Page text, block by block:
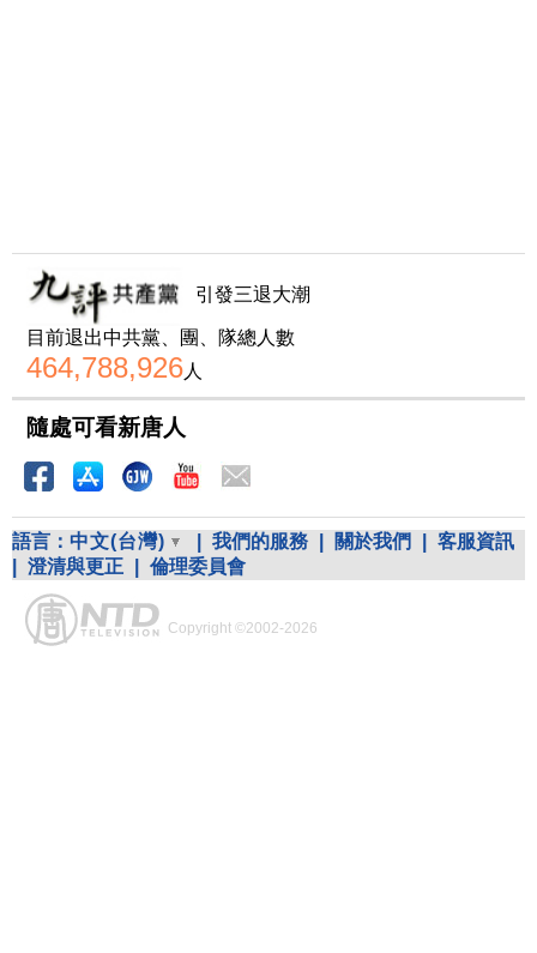
引發三退大潮
目前退出中共黨、團、隊總人數
464,788,926人
隨處可看新唐人
語言： 中文(台灣) 我們的服務 關於我們
客服資訊
澄清與更正 倫理委員會
Copyright ©2002-2026